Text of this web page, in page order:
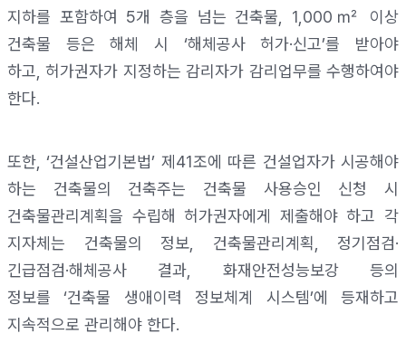
지하를 포함하여 5개 층을 넘는 건축물 , 1,000 ㎡ 이상
건축물 등은 해체 시 ‘해체공사 허가·신고’를 받아야
하고 ,허가권자가 지정하는 감리자가 감리업무를 수행하여야
한다.
또한 , ‘건설산업기본법’ 제 41조에 따른 건설업자가 시공해야
하는 건축물의 건축주는 건축물 사용승인 신청 시
건축물관리계획을 수립해 허가권자에게 제출해야 하고 각
지자체는 건축물의 정보
건축물관리계획 정기점검·
긴급점검·해체공사 결과
화재안전성능보강 등의
정보를‘건축물 생애이력 정보체계 시스템’에 등재하고
지속적으로 관리해야 한다.